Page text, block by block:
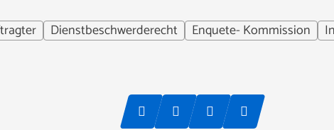
Dienstbeschwerderecht Enquete- Kommission